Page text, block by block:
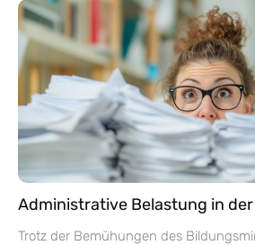
Administrative Belastung in
Trotz der Bemühungen des